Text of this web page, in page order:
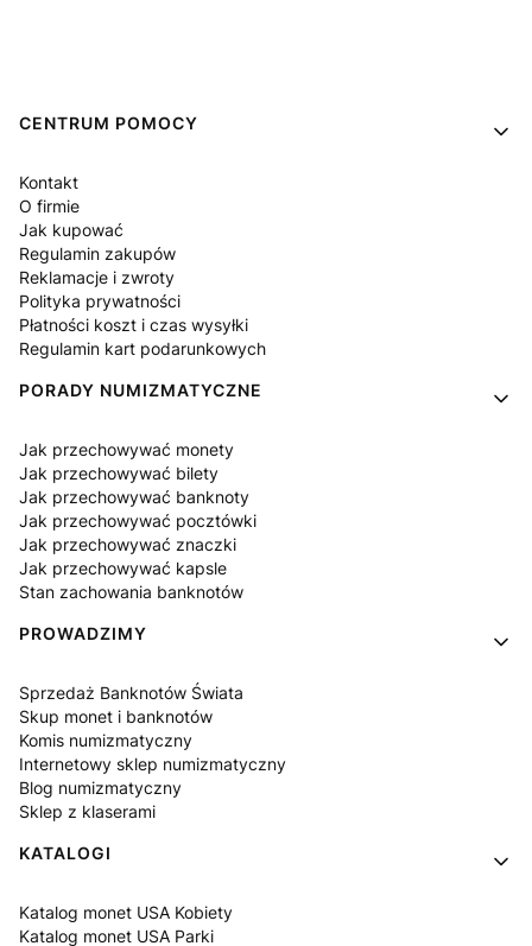
Linki w stopce
CENTRUM POMOCY
Kontakt
O firmie
Jak kupować
Regulamin zakupów
Reklamacje i zwroty
Polityka prywatności
Płatności koszt i czas wysyłki
Regulamin kart podarunkowych
PORADY NUMIZMATYCZNE
Jak przechowywać monety
Jak przechowywać bilety
Jak przechowywać banknoty
Jak przechowywać pocztówki
Jak przechowywać znaczki
Jak przechowywać kapsle
Stan zachowania banknotów
PROWADZIMY
Sprzedaż Banknotów Świata
Skup monet i banknotów
Komis numizmatyczny
Internetowy sklep numizmatyczny
Blog numizmatyczny
Sklep z klaserami
KATALOGI
Katalog monet USA Kobiety
Katalog monet USA Parki